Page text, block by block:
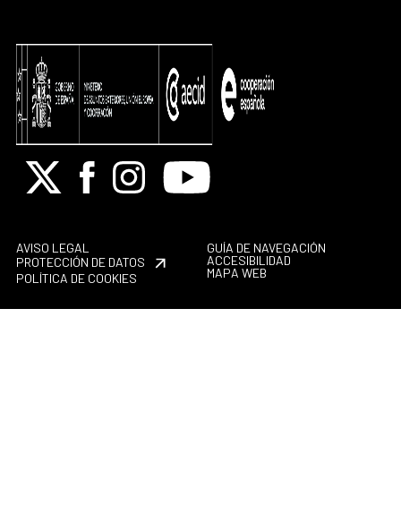
X FacebookInstagramYoutube
AVISO LEGAL
PROTECCIÓN DE DATOS
POLÍTICA DE COOKIES
GUÍA DE NAVEGACIÓN
ACCESIBILIDAD
MAPA WEB